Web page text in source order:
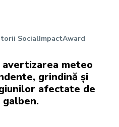
SocialImpactAward
meteo
grindină și
afectate de
galben.